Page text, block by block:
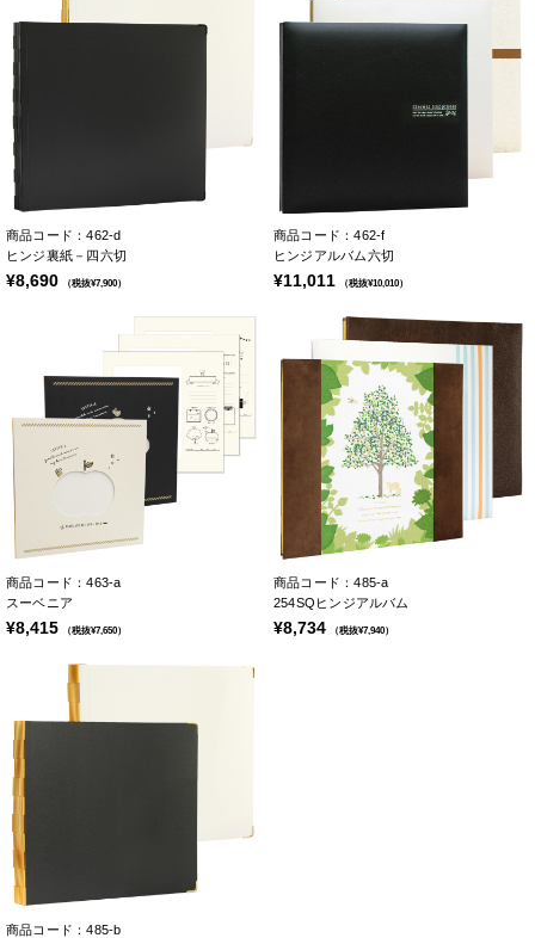
商品コード：462-d
ヒンジ裏紙－四六切
¥8,690 （税抜¥7,900）
商品コード：462-f
ヒンジアルバム六切
¥11,011 （税抜¥10,010）
商品コード：463-a
スーベニア
¥8,415 （税抜¥7,650）
商品コード：485-a
254SQヒンジアルバム
¥8,734 （税抜¥7,940）
商品コード：485-b